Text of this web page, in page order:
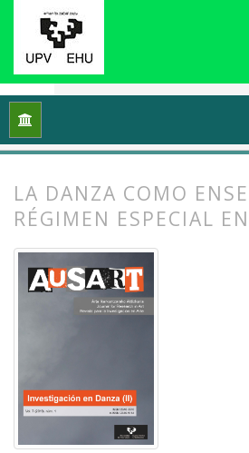
Inicio Vol. 7 Núm. 1
LA DANZA COMO
RÉGIMEN ESPECIAL